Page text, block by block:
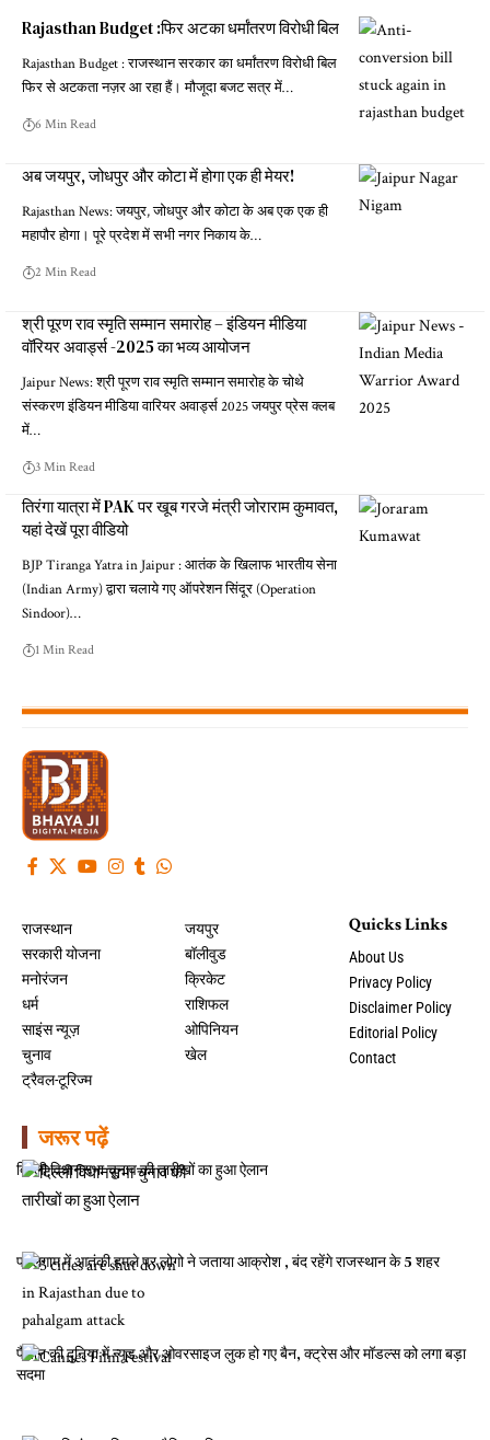
Rajasthan Budget :फिर अटका धर्मांतरण विरोधी बिल
Rajasthan Budget : राजस्थान सरकार का धर्मांतरण विरोधी बिल
फिर से अटकता नज़र आ रहा हैं। मौजूदा बजट सत्र में…
6 Min Read
अब जयपुर, जोधपुर और कोटा में होगा एक ही मेयर!
Rajasthan News: जयपुर, जोधपुर और कोटा के अब एक एक ही
महापौर होगा। पूरे प्रदेश में सभी नगर निकाय के…
2 Min Read
श्री पूरण राव स्मृति सम्मान समारोह – इंडियन मीडिया
वॉरियर अवार्ड्स -2025 का भव्य आयोजन
Jaipur News: श्री पूरण राव स्मृति सम्मान समारोह के चोथे
संस्करण इंडियन मीडिया वारियर अवार्ड्स 2025 जयपुर प्रेस क्लब
में…
3 Min Read
तिरंगा यात्रा में PAK पर खूब गरजे मंत्री जोराराम कुमावत,
यहां देखें पूरा वीडियो
BJP Tiranga Yatra in Jaipur : आतंक के खिलाफ भारतीय सेना
(Indian Army) द्वारा चलाये गए ऑपरेशन सिंदूर (Operation
Sindoor)…
1 Min Read
राजस्थान
सरकारी योजना
मनोरंजन
धर्म
साइंस न्यूज़
चुनाव
ट्रैवल-टूरिज्म
जयपुर
बॉलीवुड
क्रिकेट
राशिफल
ओपिनियन
खेल
Quicks Links
About Us
Privacy Policy
Disclaimer Policy
Editorial Policy
Contact
जरूर पढ़ें
दिल्ली विधानसभा चुनाव की तारीखों का हुआ ऐलान
पहलगाम में आतंकी हमले पर लोगो ने जताया आक्रोश , बंद रहेंगे राजस्थान के 5 शहर
फैशन की दुनिया में न्यूड और ओवरसाइज लुक हो गए बैन, क्ट्रेस और मॉडल्स को लगा बड़ा
सदमा